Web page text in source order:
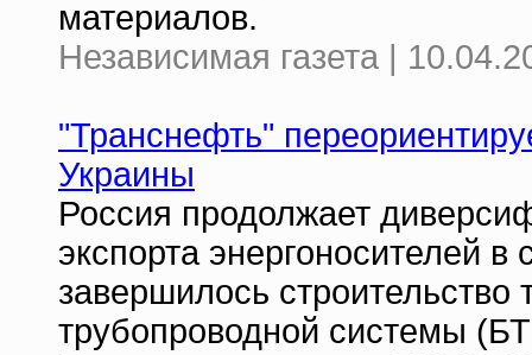
материалов.
Независимая газета |
"Транснефть"
Украины
Россия продолжает
экспорта энергоносителей
завершилось строительство
трубопроводной системы